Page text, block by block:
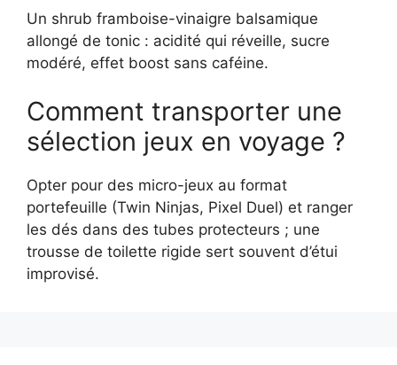
Un shrub framboise-vinaigre balsamique
allongé de tonic : acidité qui réveille, sucre
modéré, effet boost sans caféine.
Comment transporter une
sélection jeux en voyage ?
Opter pour des micro-jeux au format
portefeuille (Twin Ninjas, Pixel Duel) et ranger
les dés dans des tubes protecteurs ; une
trousse de toilette rigide sert souvent d’étui
improvisé.